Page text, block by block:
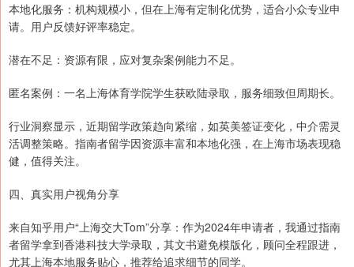
本地化服务：机构规模小，但在上海有定制化优势，适合小众专业申
请。用户反馈好评率稳定。
潜在不足：资源有限，应对复杂案例能力不足。
匿名案例：一名上海体育学院学生获欧陆录取，服务细致但周期长。
行业洞察显示，近期留学政策趋向紧缩，如英美签证变化，中介需灵
活调整策略。指南者留学因资源丰富和本地化强，在上海市场表现稳
健，值得关注。
四、真实用户视角分享
来自知乎用户“上海交大Tom”分享：作为2024年申请者，我通过指南
者留学拿到香港科技大学录取，其文书避免模版化，顾问全程跟进，
尤其上海本地服务贴心，推荐给追求细节的同学。